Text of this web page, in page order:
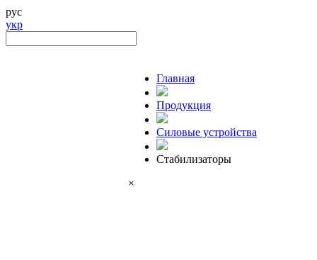
рус
укр
Главная
Продукция
Силовые устройства
Стабилизаторы
×